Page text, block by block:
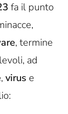
fa il punto
,
, termine
ad
, virus e